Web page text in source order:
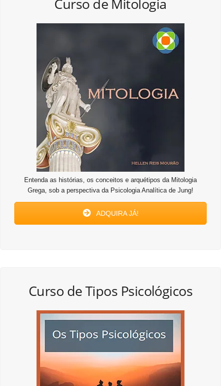
Curso de Mitologia
Entenda as histórias, os conceitos e arquétipos da Mitologia
Grega, sob a perspectiva da Psicologia Analítica de Jung!
ADQUIRA JÁ!
Curso de Tipos Psicológicos